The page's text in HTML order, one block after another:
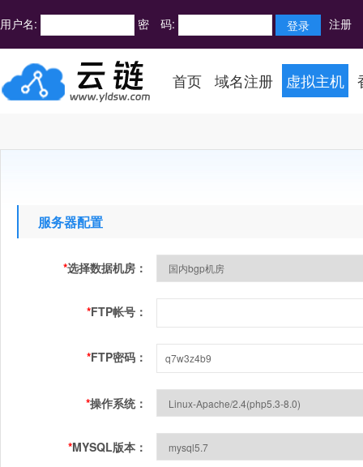
用户名: 密 码: 注册
首页 域名注册 虚拟主机
服务器配置
*选择数据机房：
*FTP帐号：
*FTP密码：
*操作系统：
*MYSQL版本：